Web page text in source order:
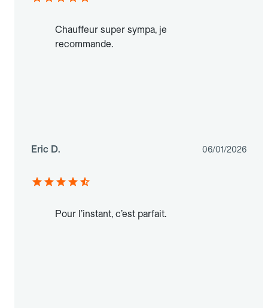
Chauffeur super sympa, je
recommande.
Eric D. 06/01/2026
Pour l’instant, c’est parfait.